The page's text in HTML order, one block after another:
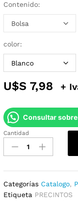
Contenido:
color:
U$S 7,98 +
Consultar
Precintos
65mm
x
Cantidad
Categorías Catalogo,
Etiqueta PRECINTOS